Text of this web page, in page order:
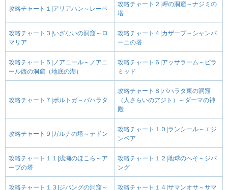
攻略チャート１|アリアハン～レーベ
攻略チャート２|岬の洞窟～ナジミの
塔
攻略チャート３|いざないの洞窟～ロ
マリア
攻略チャート４|カザーブ～シャンパ
ーニの塔
攻略チャート５|ノアニール～ノアニ
ール西の洞窟（地底の湖）
攻略チャート６|アッサラーム～ピラ
ミッド
攻略チャート７|ポルトガ～バハラタ
攻略チャート８|バハラタ東の洞窟
（人さらいのアジト）～ダーマの神
殿
攻略チャート９|ガルナの塔～テドン
攻略チャート１０|ランシール～エジ
ンベア
攻略チャート１１|浅瀬のほこら～ア
ープの塔
攻略チャート１２|地球のへそ～ジパ
ング
攻略チャート１３|ジパングの洞窟～
攻略チャート１４|サマンオサ～サマ